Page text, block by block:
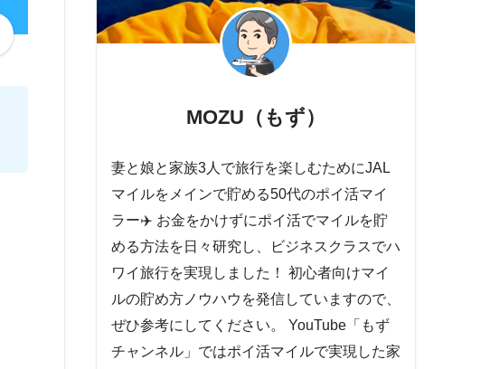
MOZU（もず）
妻と娘と家族3人で旅行を楽しむためにJAL
マイルをメインで貯める50代のポイ活マイ
ラー✈️ お金をかけずにポイ活でマイルを貯
める方法を日々研究し、ビジネスクラスでハ
ワイ旅行を実現しました！ 初心者向けマイ
ルの貯め方ノウハウを発信していますので、
ぜひ参考にしてください。 YouTube「もず
チャンネル」ではポイ活マイルで実現した家